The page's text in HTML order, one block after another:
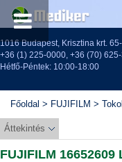
1016 Budapest, Krisztina krt.
+36 (1) 225-0000, +36 (70)
Hétfő-Péntek: 10:00-18:00
Főoldal > FUJIFILM >
Áttekintés
FUJIFILM